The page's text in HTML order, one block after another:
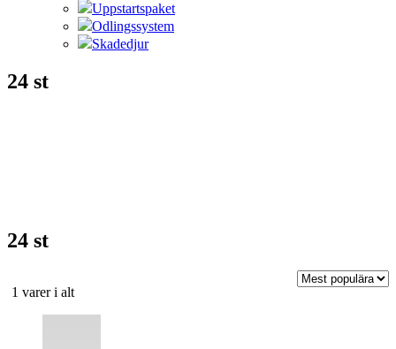
Uppstartspaket
Odlingssystem
Skadedjur
24 st
24 st
1 varer i altSortera